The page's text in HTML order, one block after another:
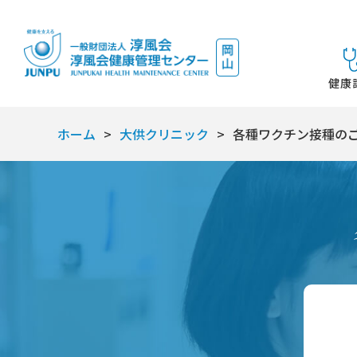
健康
ホーム 大供クリニック 各種ワクチン接種の